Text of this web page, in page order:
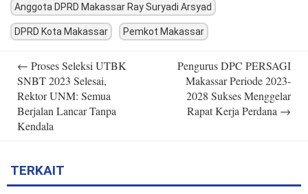
Anggota DPRD Makassar Ray Suryadi Arsyad
DPRD Kota Makassar Pemkot Makassar
navigation
← Proses Seleksi UTBK
SNBT 2023 Selesai,
Rektor UNM: Semua
Berjalan Lancar Tanpa
Kendala
Pengurus DPC PERSAGI
Makassar Periode 2023-
2028 Sukses Menggelar
Rapat Kerja Perdana →
TERKAIT